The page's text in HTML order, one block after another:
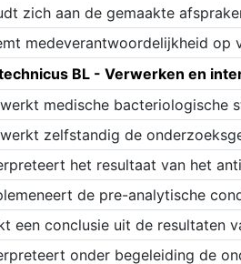
zich aan de gemaakte
medeverantwoordelijkheid op
BL - Verwerken en
medische bacteriologische
zelfstandig de
het resultaat van het
de pre-analytische
een conclusie uit de resultaten
onder begeleiding de